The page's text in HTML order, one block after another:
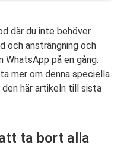
där du inte behöver
och ansträngning och
på en gång.
mer om denna speciella
här artikeln till sista
ta bort alla